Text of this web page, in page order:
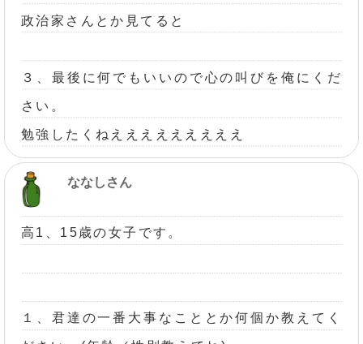
政治家さんとか見てると
３、最後に何でもいいので心の叫びを俺にくだ
さい。
勉強したくねえええええええええ
ななしさん
高1、15歳の女子です。
１、君達の一番大事なこととか何個か教えてく